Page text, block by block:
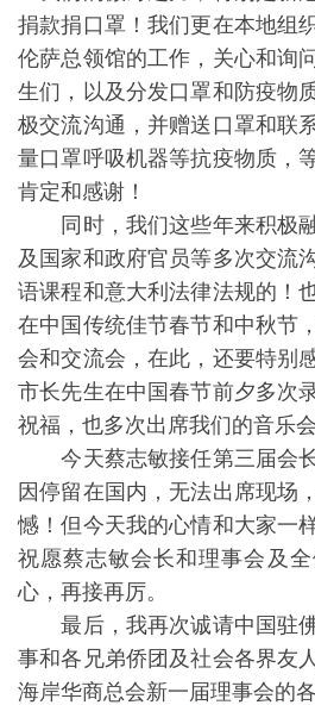
捐款捐口罩！我们更在本地组
伦萨总领馆的工作，关心和询
生们，以及分发口罩和防疫物
极交流沟通，并赠送口罩和联
量口罩呼吸机器等抗疫物质，
肯定和感谢！
同时，我们这些年来积极融
及国家和政府官员等多次交流
语课程和意大利法律法规的！
在中国传统佳节春节和中秋节
会和交流会，在此，还要特别
市长先生在中国春节前夕多次
祝福，也多次出席我们的音乐
今天蔡志敏接任第三届会
因停留在国内，无法出席现场
憾！但今天我的心情和大家一
祝愿蔡志敏会长和理事会及
心，再接再厉。
最后，我再次诚请中国驻佛
事和各兄弟侨团及社会各界友
海岸华商总会新一届理事会的